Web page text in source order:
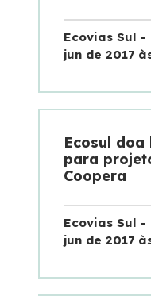
Ecovias Sul -
jun de 2017
Ecosul
para
Coopera
Ecovias Sul -
jun de 2017